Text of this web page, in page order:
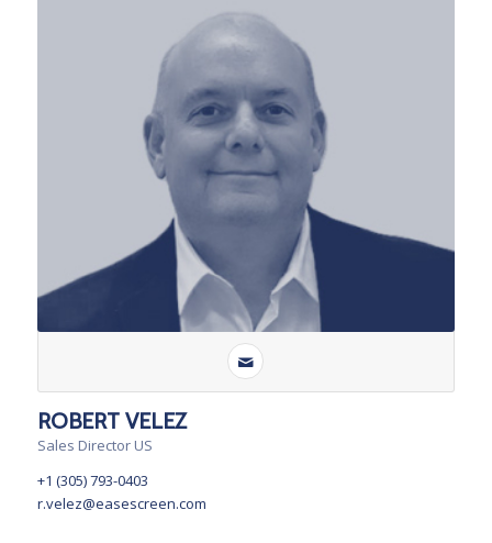
ROBERT VELEZ
Sales Director US
+1 (305) 793-0403
r.velez@easescreen.com